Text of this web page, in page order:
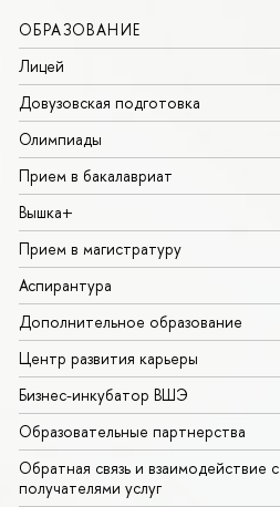
ОБРАЗОВАНИЕ
Лицей
Довузовская подготовка
Олимпиады
Прием в бакалавриат
Вышка+
Прием в магистратуру
Аспирантура
Дополнительное образование
Центр развития карьеры
Бизнес-инкубатор ВШЭ
Образовательные партнерства
Обратная связь и взаимодействие с
получателями услуг